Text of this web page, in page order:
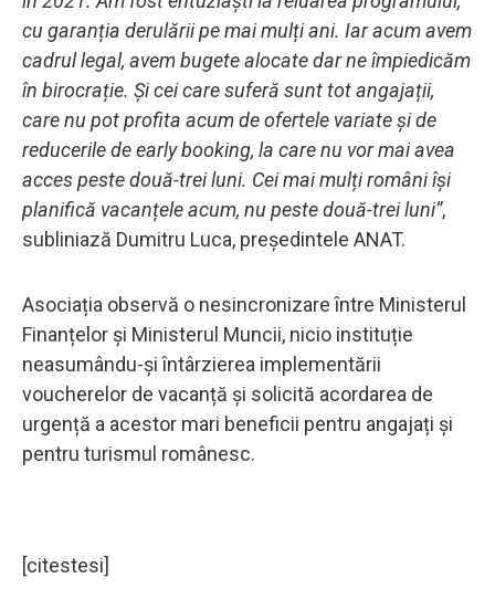
cu garanția derulării pe mai mulți ani. Iar acum avem
cadrul legal, avem bugete alocate dar ne împiedicăm
în birocrație. Și cei care suferă sunt tot angajații,
care nu pot profita acum de ofertele variate și de
reducerile de early booking, la care nu vor mai avea
acces peste două-trei luni. Cei mai mulți români își
planifică vacanțele acum, nu peste două-trei luni”,
subliniază Dumitru Luca, președintele ANAT.
Asociația observă o nesincronizare între Ministerul
Finanțelor și Ministerul Muncii, nicio instituție
neasumându-și întârzierea implementării
voucherelor de vacanță și solicită acordarea de
urgență a acestor mari beneficii pentru angajați și
pentru turismul românesc.
[citestesi]